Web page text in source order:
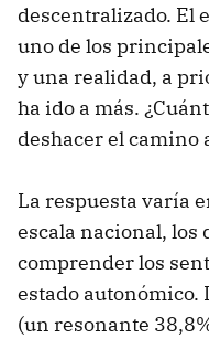
descentralizado. El
uno de los
y una realidad, a
ha ido a más.
deshacer el camino
La respuesta varía
escala nacional, los
comprender los
estado autonómico.
(un resonante